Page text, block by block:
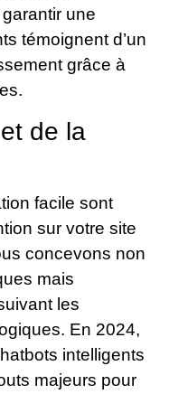
une
témoignent d’un
grâce à
de la
facile sont
sur votre site
concevons non
mais
les
En 2024,
intelligents
majeurs pour